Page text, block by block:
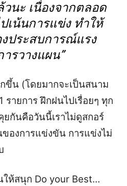
นะ เนื่องจากตลอด
ปเน้นการแข่ง ทำให้
งประสบการณ์แรง
รวางแผน”
ขึ้น (โดยมากจะเป็นสนาม
รายการ ฝึกฝนไปเรื่อยๆ ทุก
ยกันคือวันนี้เราไม่ดูสกอร์
องการแข่งขัน การแข่งไม่
ให้สนุก Do your Best…